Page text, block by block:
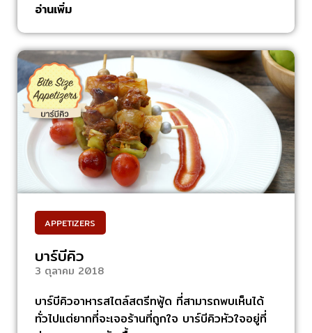
อ่านเพิ่ม
APPETIZERS
บาร์บีคิว
3 ตุลาคม 2018
บาร์บีคิวอาหารสไตล์สตรีทฟู้ด ที่สามารถพบเห็นได้
ทั่วไปแต่ยากที่จะเจอร้านที่ถูกใจ บาร์บีคิวหัวใจอยู่ที่